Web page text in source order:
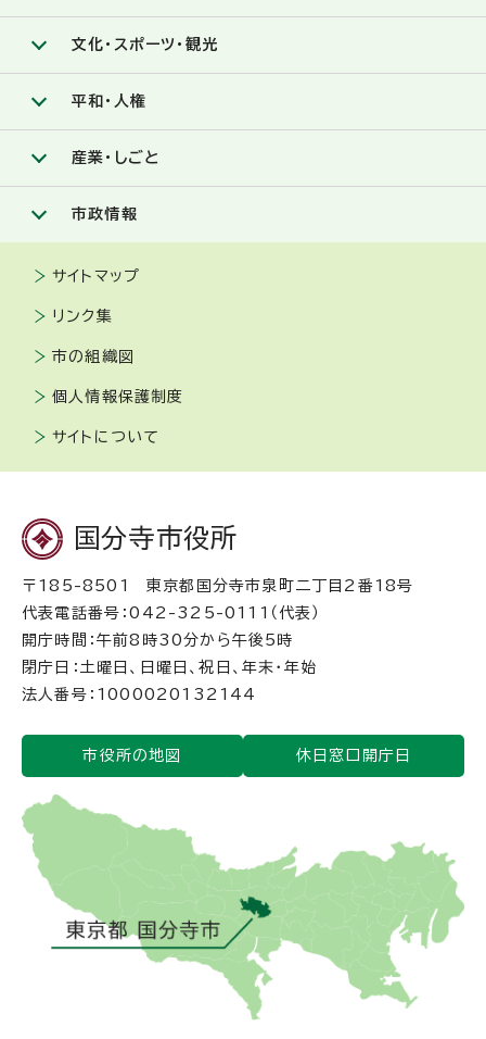
文化・スポーツ・観光
平和・人権
産業・しごと
市政情報
サイトマップ
リンク集
市の組織図
個人情報保護制度
サイトについて
国分寺市役所
〒185-8501 東京都国分寺市泉町二丁目2番18号
代表電話番号：042-325-0111（代表）
開庁時間：午前8時30分から午後5時
閉庁日：土曜日、日曜日、祝日、年末・年始
法人番号：1000020132144
市役所の地図 休日窓口開庁日